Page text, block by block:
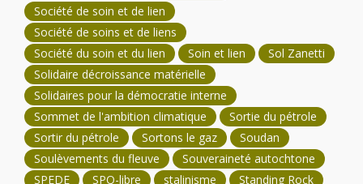
Société de soin et de lien
Société de soins et de liens
Société du soin et du lien
Soin et lien
Sol Zanetti
Solidaire décroissance matérielle
Solidaires pour la démocratie interne
Sommet de l'ambition climatique
Sortie du pétrole
Sortir du pétrole
Sortons le gaz
Soudan
Soulèvements du fleuve
Souveraineté autochtone
SPEDE
SPQ-libre stalinisme
Standing Rock